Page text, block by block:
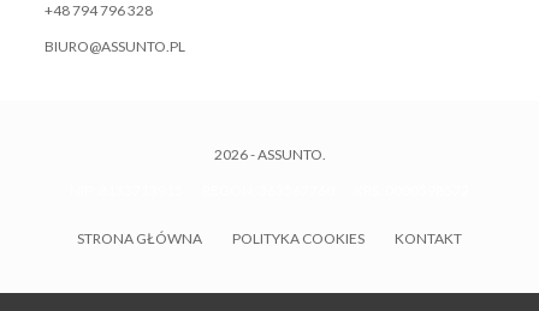
+48 794 796 328
BIURO@ASSUNTO.PL
2026 - ASSUNTO.
STRONA GŁÓWNA POLITYKA COOKIES KONTAKT